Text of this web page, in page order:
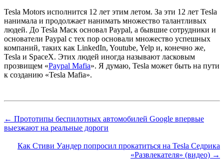
Tesla Motors исполнится 12 лет этим летом. За эти 12 лет Tesla
нанимала и продолжает нанимать множество талантливых
людей. До Tesla Маск основал Paypal, а бывшие сотрудники и
основатели Paypal с тех пор основали множество успешных
компаний, таких как LinkedIn, Youtube, Yelp и, конечно же,
Tesla и SpaceX. Этих людей иногда называют ласковым
прозвищем «Paypal Mafia». Я думаю, Tesla может быть на пути
к созданию «Tesla Mafia».
← Прототипы беспилотных автомобилей Google впервые
выезжают на реальные дороги
Как Стиви Уандер попросил прокатиться на Tesla Седрика
«Развлекателя» (видео) →